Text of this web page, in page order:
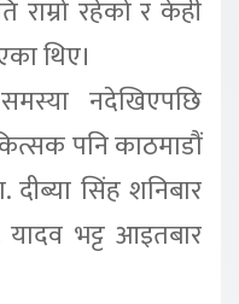
राम्रो रहेको र केही
थिए।
नदेखिएपछि
पनि काठमाडौं
सिंह शनिबार
भट्ट आइतबार